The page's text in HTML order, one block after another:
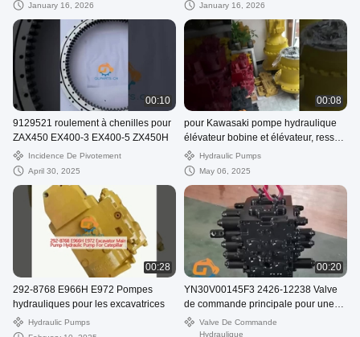
January 16, 2026
January 16, 2026
00:10
9129521 roulement à chenilles pour
ZAX450 EX400-3 EX400-5 ZX450H
Incidence De Pivotement
April 30, 2025
00:08
pour Kawasaki pompe hydraulique
élévateur bobine et élévateur, ressort
de soupape, pièces de rechange de
pompe sur excavatrice
Hydraulic Pumps
May 06, 2025
00:28
292-8768 E966H E972 Pompes
hydrauliques pour les excavatrices
Hydraulic Pumps
00:20
YN30V00145F3 2426-12238 Valve
de commande principale pour une
pelle SK200 SK210LC-10 SK260-10
SK200-10
Valve De Commande
Hydraulique